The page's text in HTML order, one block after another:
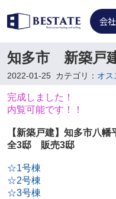
会
知多市 新築戸
2022-01-25 カテゴリ： オス
完成しました！
内覧可能です！！
【新築戸建】知多市八幡
全3邸 販売3邸
☆1号棟
☆2号棟
☆3号棟